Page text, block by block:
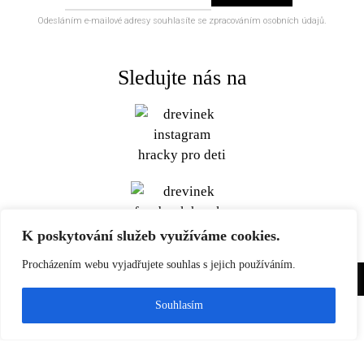
K poskytování služeb využíváme cookies.
Procházením webu vyjadřujete souhlas s jejich používáním.
Souhlasím
Odesláním e-mailové adresy souhlasíte se zpracováním osobních údajů.
Sledujte nás na